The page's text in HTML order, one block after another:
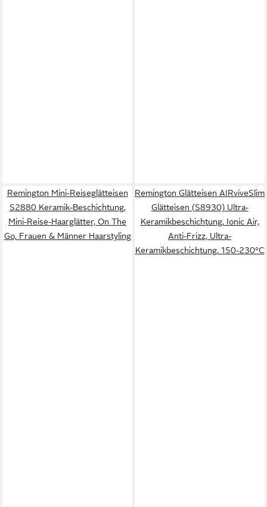
Remington Mini-Reiseglätteisen
S2880 Keramik-Beschichtung,
Mini-Reise-Haarglätter, On The
Go, Frauen & Männer Haarstyling
Remington Glätteisen AIRviveSlim
Glätteisen (S8930) Ultra-
Keramikbeschichtung, Ionic Air,
Anti-Frizz, Ultra-
Keramikbeschichtung, 150-230°C